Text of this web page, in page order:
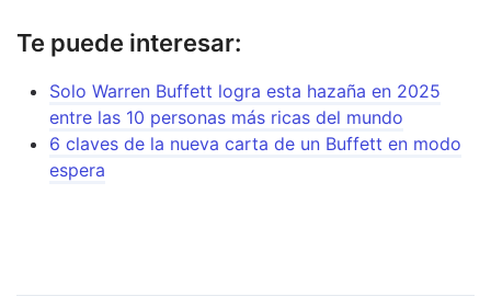
Te puede interesar:
Solo Warren Buffett logra esta hazaña en 2025
entre las 10 personas más ricas del mundo
6 claves de la nueva carta de un Buffett en modo
espera